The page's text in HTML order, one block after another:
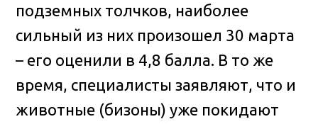
подземных толчков, наиболее
сильный из них произошел 30 марта
– его оценили в 4,8 балла. В то же
время, специалисты заявляют, что и
животные (бизоны) уже покидают